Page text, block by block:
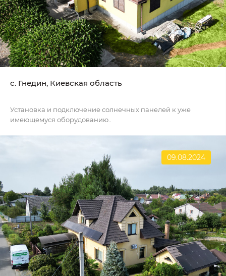
c. Гнедин, Киевская область
Установка и подключение солнечных панелей к уже
имеющемуся оборудованию..
09.08.2024